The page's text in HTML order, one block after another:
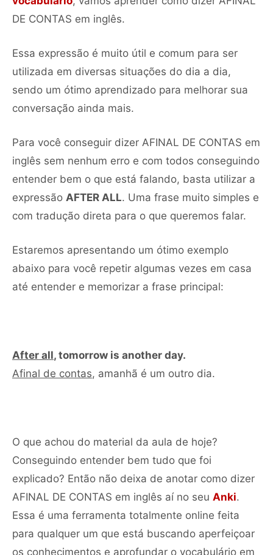
DE CONTAS em inglês.
Essa expressão é muito útil e comum para ser
utilizada em diversas situações do dia a dia,
sendo um ótimo aprendizado para melhorar sua
conversação ainda mais.
Para você conseguir dizer AFINAL DE CONTAS em
inglês sem nenhum erro e com todos conseguindo
entender bem o que está falando, basta utilizar a
expressão AFTER ALL. Uma frase muito simples e
com tradução direta para o que queremos falar.
Estaremos apresentando um ótimo exemplo
abaixo para você repetir algumas vezes em casa
até entender e memorizar a frase principal:
After all, tomorrow is another day.
Afinal de contas, amanhã é um outro dia.
O que achou do material da aula de hoje?
Conseguindo entender bem tudo que foi
explicado? Então não deixa de anotar como dizer
AFINAL DE CONTAS em inglês aí no seu Anki.
Essa é uma ferramenta totalmente online feita
para qualquer um que está buscando aperfeiçoar
os conhecimentos e aprofundar o vocabulário em